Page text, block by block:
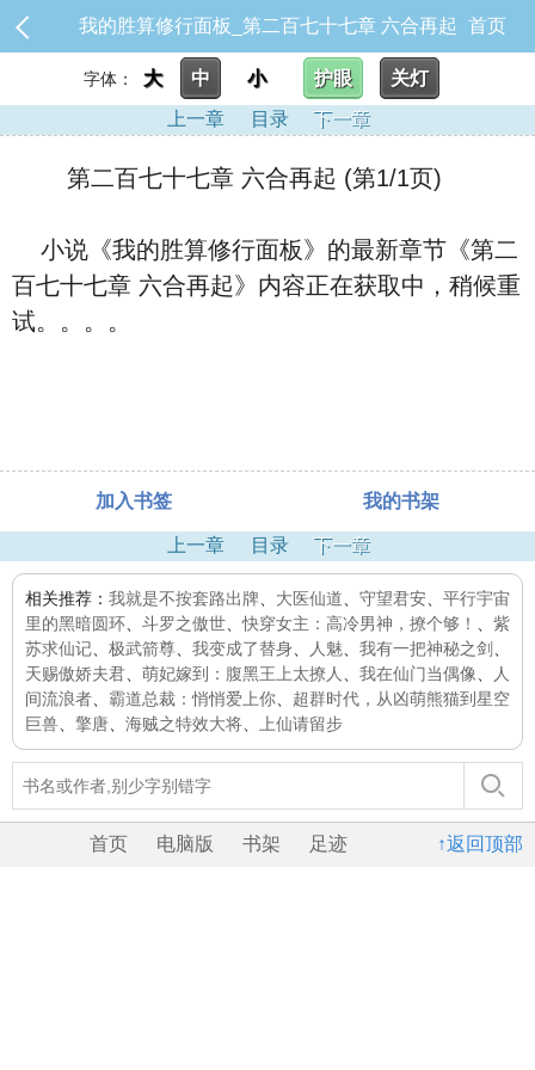
我的胜算修行面板_第二百七十七章 六合再起 首页
字体： 大 中 小 护眼
关灯
上一章
目录 下一章
第二百七十七章 六合再起 (第1/1页)
小说《我的胜算修行面板》的最新章节《第二
百七十七章 六合再起》内容正在获取中，稍候重
试。。。。
加入书签 我的书架
上一章 目录 下一章
相关推荐： 我就是不按套路出牌 大医仙道 守望君安
平行宇宙
里的黑暗圆环
斗罗之傲世 、快穿女主：高冷男神，撩个够！
紫
苏求仙记
极武箭尊 我变成了替身 人魅 我有一把神秘之剑
天赐傲娇夫君
萌妃嫁到：腹黑王上太撩人 我在仙门当偶像
人
间流浪者
霸道总裁：悄悄爱上你
超群时代，从凶萌熊猫到星空
巨兽
擎唐 海贼之特效大将 上仙请留步
↑返回顶部
首页 电脑版 书架 足迹